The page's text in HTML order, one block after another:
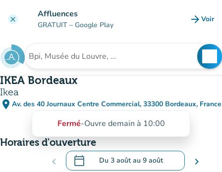
clear Affluences
GRATUIT – Google Play arrow_forward Voir
Rechercher un établissement
IKEA Bordeaux
Ikea
place Av. des 40 Journaux Centre Commercial, 33300 Bordeaux, France
(ouvrir dans Google Maps)
(nouvel onglet)
Fermé-Ouvre demain à 10:00
Horaires d'ouverture
chevron_left calendar_today Du 3 aoûtau 9 août
.Ouvrir le calendrier pour changer de
chevron_right